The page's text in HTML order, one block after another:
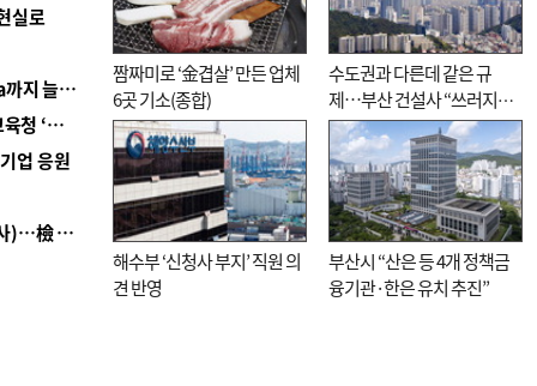
실로
■ 경남 농정 비전 ‘잘 사는 농촌’…스마트팜 1000㏊까지 늘린다
■ 교육혁신선도지 공모 코앞인데…구·군 난색에 교육청 ‘쩔쩔’
업 응원
■ 검사 신분 버리고 직급하향(10년 이하 저연차 검사)…檢 중수청행 기피
짬짜미로 ‘金겹살’ 만든 업체
6곳 기소(종합)
수도권과 다른데 같은 규
제…부산 건설사 “쓰러지기
직전”
해수부 ‘신청사 부지’ 직원 의
견 반영
부산시 “산은 등 4개 정책금
융기관·한은 유치 추진”